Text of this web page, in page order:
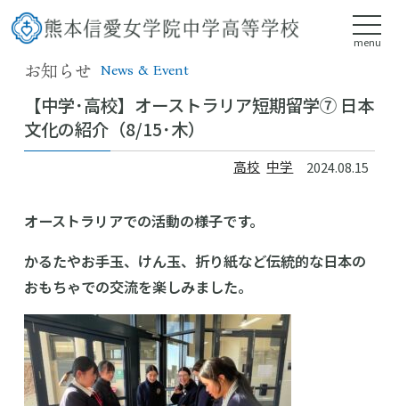
お知らせ News & Event
【中学･高校】オーストラリア短期留学➆ 日本
文化の紹介（8/15･木）
高校 中学 2024.08.15
オーストラリアでの活動の様子です。
かるたやお手玉、けん玉、折り紙など伝統的な日本の
おもちゃでの交流を楽しみました。
menu